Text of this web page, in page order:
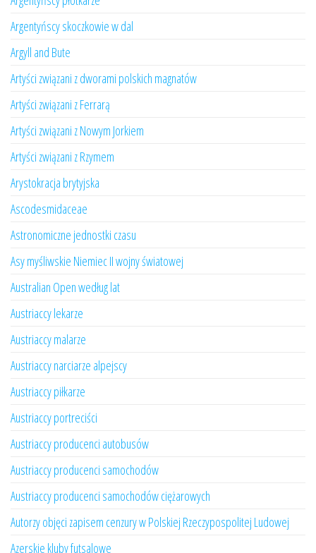
Argentyńscy skoczkowie w dal
Argyll and Bute
Artyści związani z dworami polskich magnatów
Artyści związani z Ferrarą
Artyści związani z Nowym Jorkiem
Artyści związani z Rzymem
Arystokracja brytyjska
Ascodesmidaceae
Astronomiczne jednostki czasu
Asy myśliwskie Niemiec II wojny światowej
Australian Open według lat
Austriaccy lekarze
Austriaccy malarze
Austriaccy narciarze alpejscy
Austriaccy piłkarze
Austriaccy portreciści
Austriaccy producenci autobusów
Austriaccy producenci samochodów
Austriaccy producenci samochodów ciężarowych
Autorzy objęci zapisem cenzury w Polskiej Rzeczypospolitej Ludowej
Azerskie kluby futsalowe